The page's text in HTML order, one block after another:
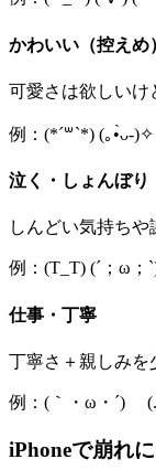
かわいい（控えめ
可愛さは欲しいけ
例：(*´꒳`*) (｡•̀ᴗ-
泣く・しょんぼり
しんどい気持ちや
例：(T_T) (´；ω；
仕事・丁寧
丁寧さ＋親しみを
例：(｀・ω・´)ゞ
iPhoneで崩れ